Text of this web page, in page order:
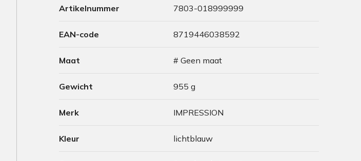
Artikelnummer 7803-018999999
EAN-code 8719446038592
Maat # Geen maat
Gewicht 955 g
Merk IMPRESSION
Kleur lichtblauw